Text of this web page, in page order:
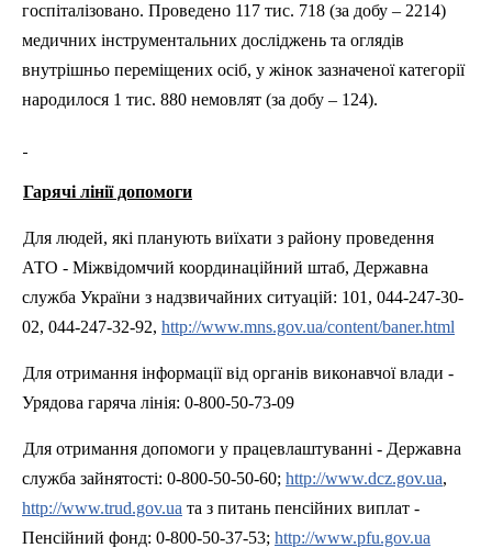
госпіталізовано. Проведено 117 тис. 718 (за добу – 2214)
медичних інструментальних досліджень та оглядів
внутрішньо переміщених осіб, у жінок зазначеної категорії
народилося 1 тис. 880 немовлят (за добу – 124).
Гарячі лінії допомоги
Для людей, які планують виїхати з району проведення
АТО - Міжвідомчий координаційний штаб, Державна
служба України з надзвичайних ситуацій: 101, 044-247-30-
02, 044-247-32-92, http://www.mns.gov.ua/content/baner.html
Для отримання інформації від органів виконавчої влади -
Урядова гаряча лінія: 0-800-50-73-09
Для отримання допомоги у працевлаштуванні - Державна
служба зайнятості: 0-800-50-50-60; http://www.dcz.gov.ua,
http://www.trud.gov.ua та з питань пенсійних виплат -
Пенсійний фонд: 0-800-50-37-53; http://www.pfu.gov.ua